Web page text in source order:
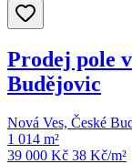
Prodej pole
Budějovic
Nová Ves, České
1 014 m²
39 000 Kč 38 Kč/m²